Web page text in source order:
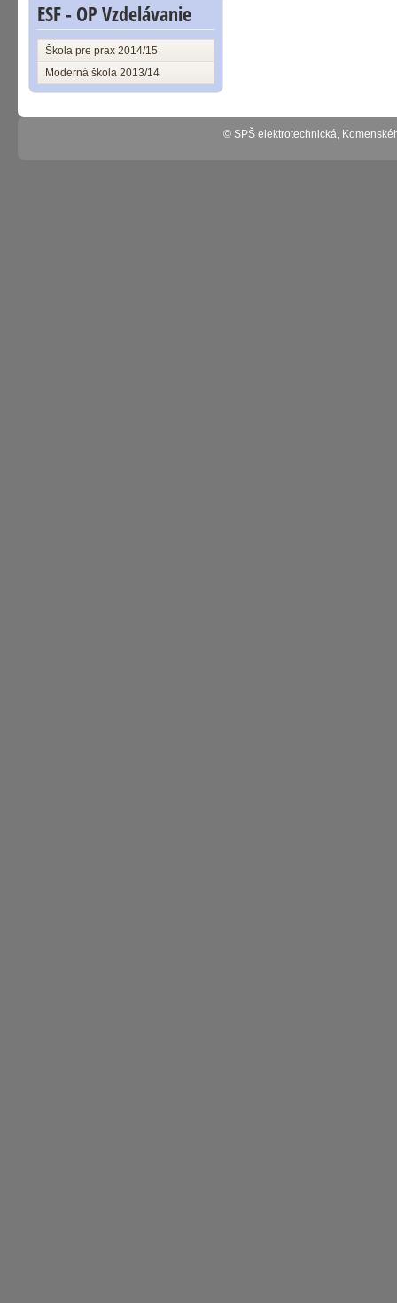
ESF - OP Vzdelávanie
Škola pre prax 2014/15
Moderná škola 2013/14
© SPŠ elektrotechnická,